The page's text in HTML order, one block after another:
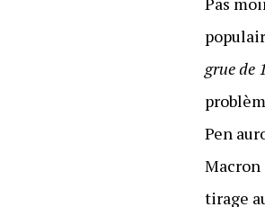
grue de
Pen
Macron
tirage